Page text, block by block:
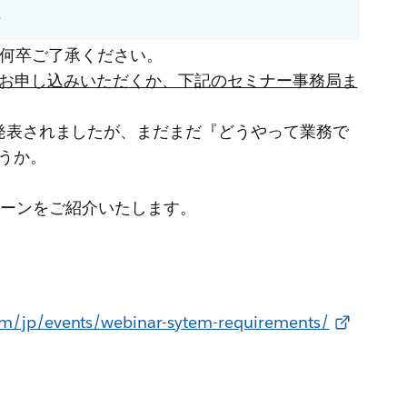
ご了承ください。
し込みいただくか、下記のセミナー事務局ま
されましたが、まだまだ『どうやって業務で
。
をご紹介いたします。
jp/events/webinar-sytem-requirements/